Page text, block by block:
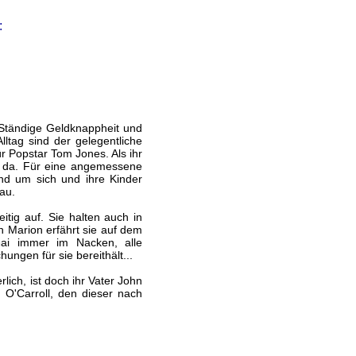
Geldknappheit und
sind der gelegentliche
Popstar Tom Jones. Als ihr
Für eine angemessene
um sich und ihre Kinder
auf. Sie halten auch in
Marion erfährt sie auf dem
immer im Nacken, alle
für sie bereithält...
ist doch ihr Vater John
den dieser nach